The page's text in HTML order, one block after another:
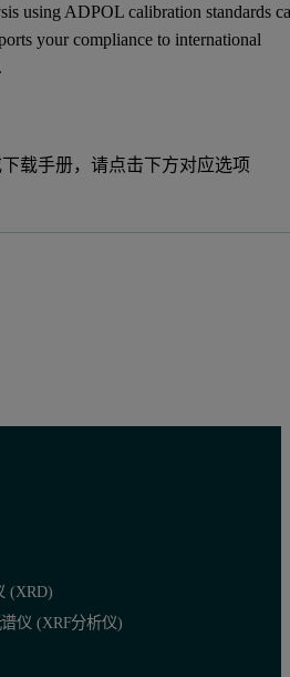
using ADPOL calibration standards
your compliance to international
载手册，请点击下方对应选项
(XRD)
仪 (XRF分析仪)